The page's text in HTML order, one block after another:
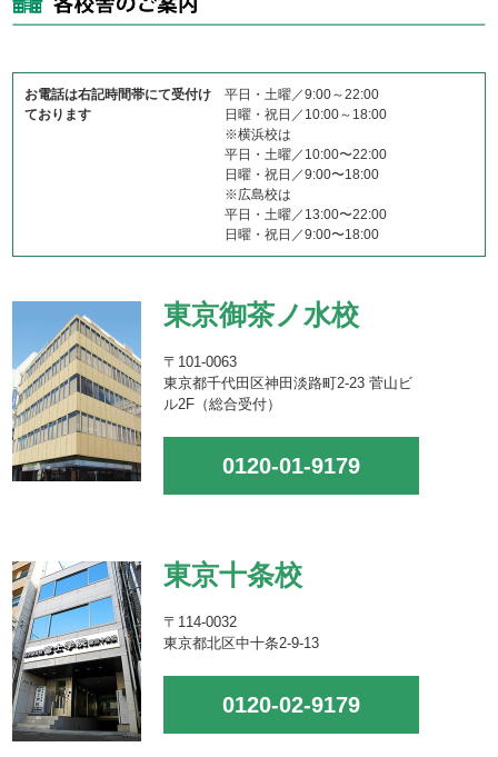
お電話は右記時間帯にて受付け
ております
平日・土曜／9:00～22:00
日曜・祝日／10:00～18:00
※横浜校は
平日・土曜／10:00〜22:00
日曜・祝日／9:00〜18:00
※広島校は
平日・土曜／13:00〜22:00
日曜・祝日／9:00〜18:00
東京御茶ノ水校
〒101-0063
東京都千代田区神田淡路町2-23 菅山ビ
ル2F（総合受付）
0120-01-9179
東京十条校
〒114-0032
東京都北区中十条2-9-13
0120-02-9179